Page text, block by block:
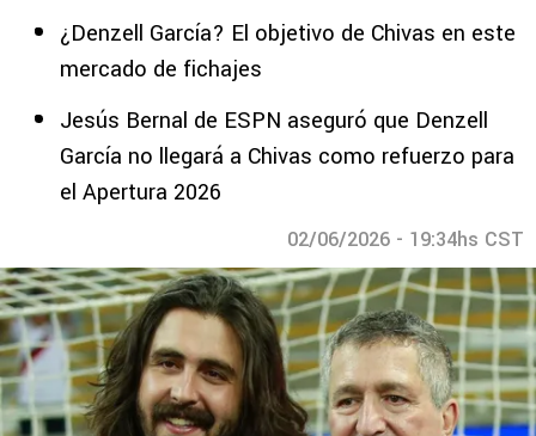
¿Denzell García? El objetivo de Chivas en este
mercado de fichajes
Jesús Bernal de ESPN aseguró que Denzell
García no llegará a Chivas como refuerzo para
el Apertura 2026
02/06/2026 - 19:34hs CST